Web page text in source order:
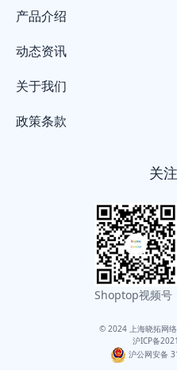
产品介绍
动态资讯
关于我们
政策条款
关
Shoptop视频号
© 2024 上海晓拓网
沪ICP备
沪公网安备